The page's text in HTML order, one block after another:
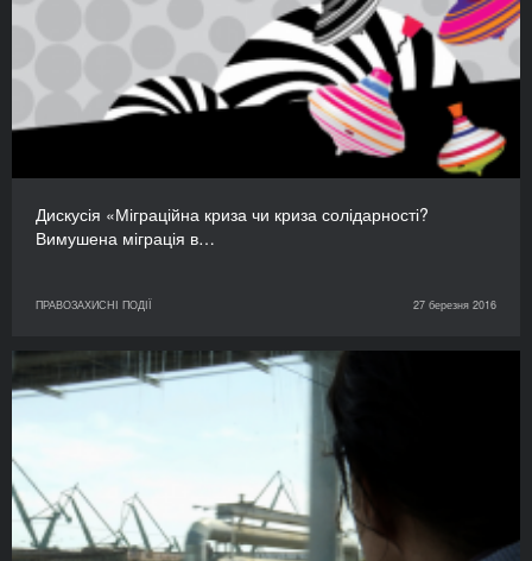
Дискусія «Міграційна криза чи криза солідарності?
Вимушена міграція в…
ПРАВОЗАХИСНІ ПОДІЇ 27 березня 2016